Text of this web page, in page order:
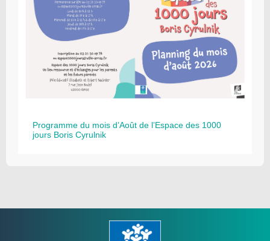
Programme du mois d’Août de l’Espace des 1000
jours Boris Cyrulnik